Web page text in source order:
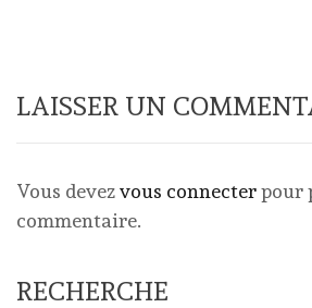
LAISSER UN
Vous devezvous connecterpour
commentaire.
RECHERCHE